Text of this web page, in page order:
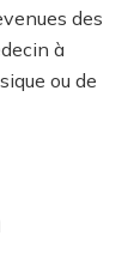
des
à
ou de